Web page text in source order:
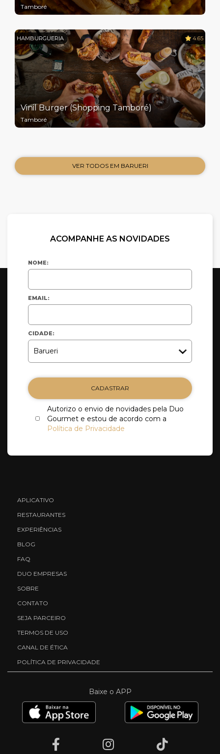
Tamboré
HAMBURGUERIA 4.65
Vinil Burger (Shopping Tamboré)
Tamboré
VER TODOS EM BARUERI
ACOMPANHE AS NOVIDADES
NOME:
EMAIL:
CIDADE:
CADASTRAR
Autorizo o envio de novidades pela Duo
Gourmet e estou de acordo com a
Política de Privacidade
APLICATIVO
RESTAURANTES
EXPERIÊNCIAS
BLOG
FAQ
DUO EMPRESAS
SOBRE
CONTATO
SEJA PARCEIRO
TERMOS DE USO
CANAL DE ÉTICA
POLÍTICA DE PRIVACIDADE
Baixe o APP